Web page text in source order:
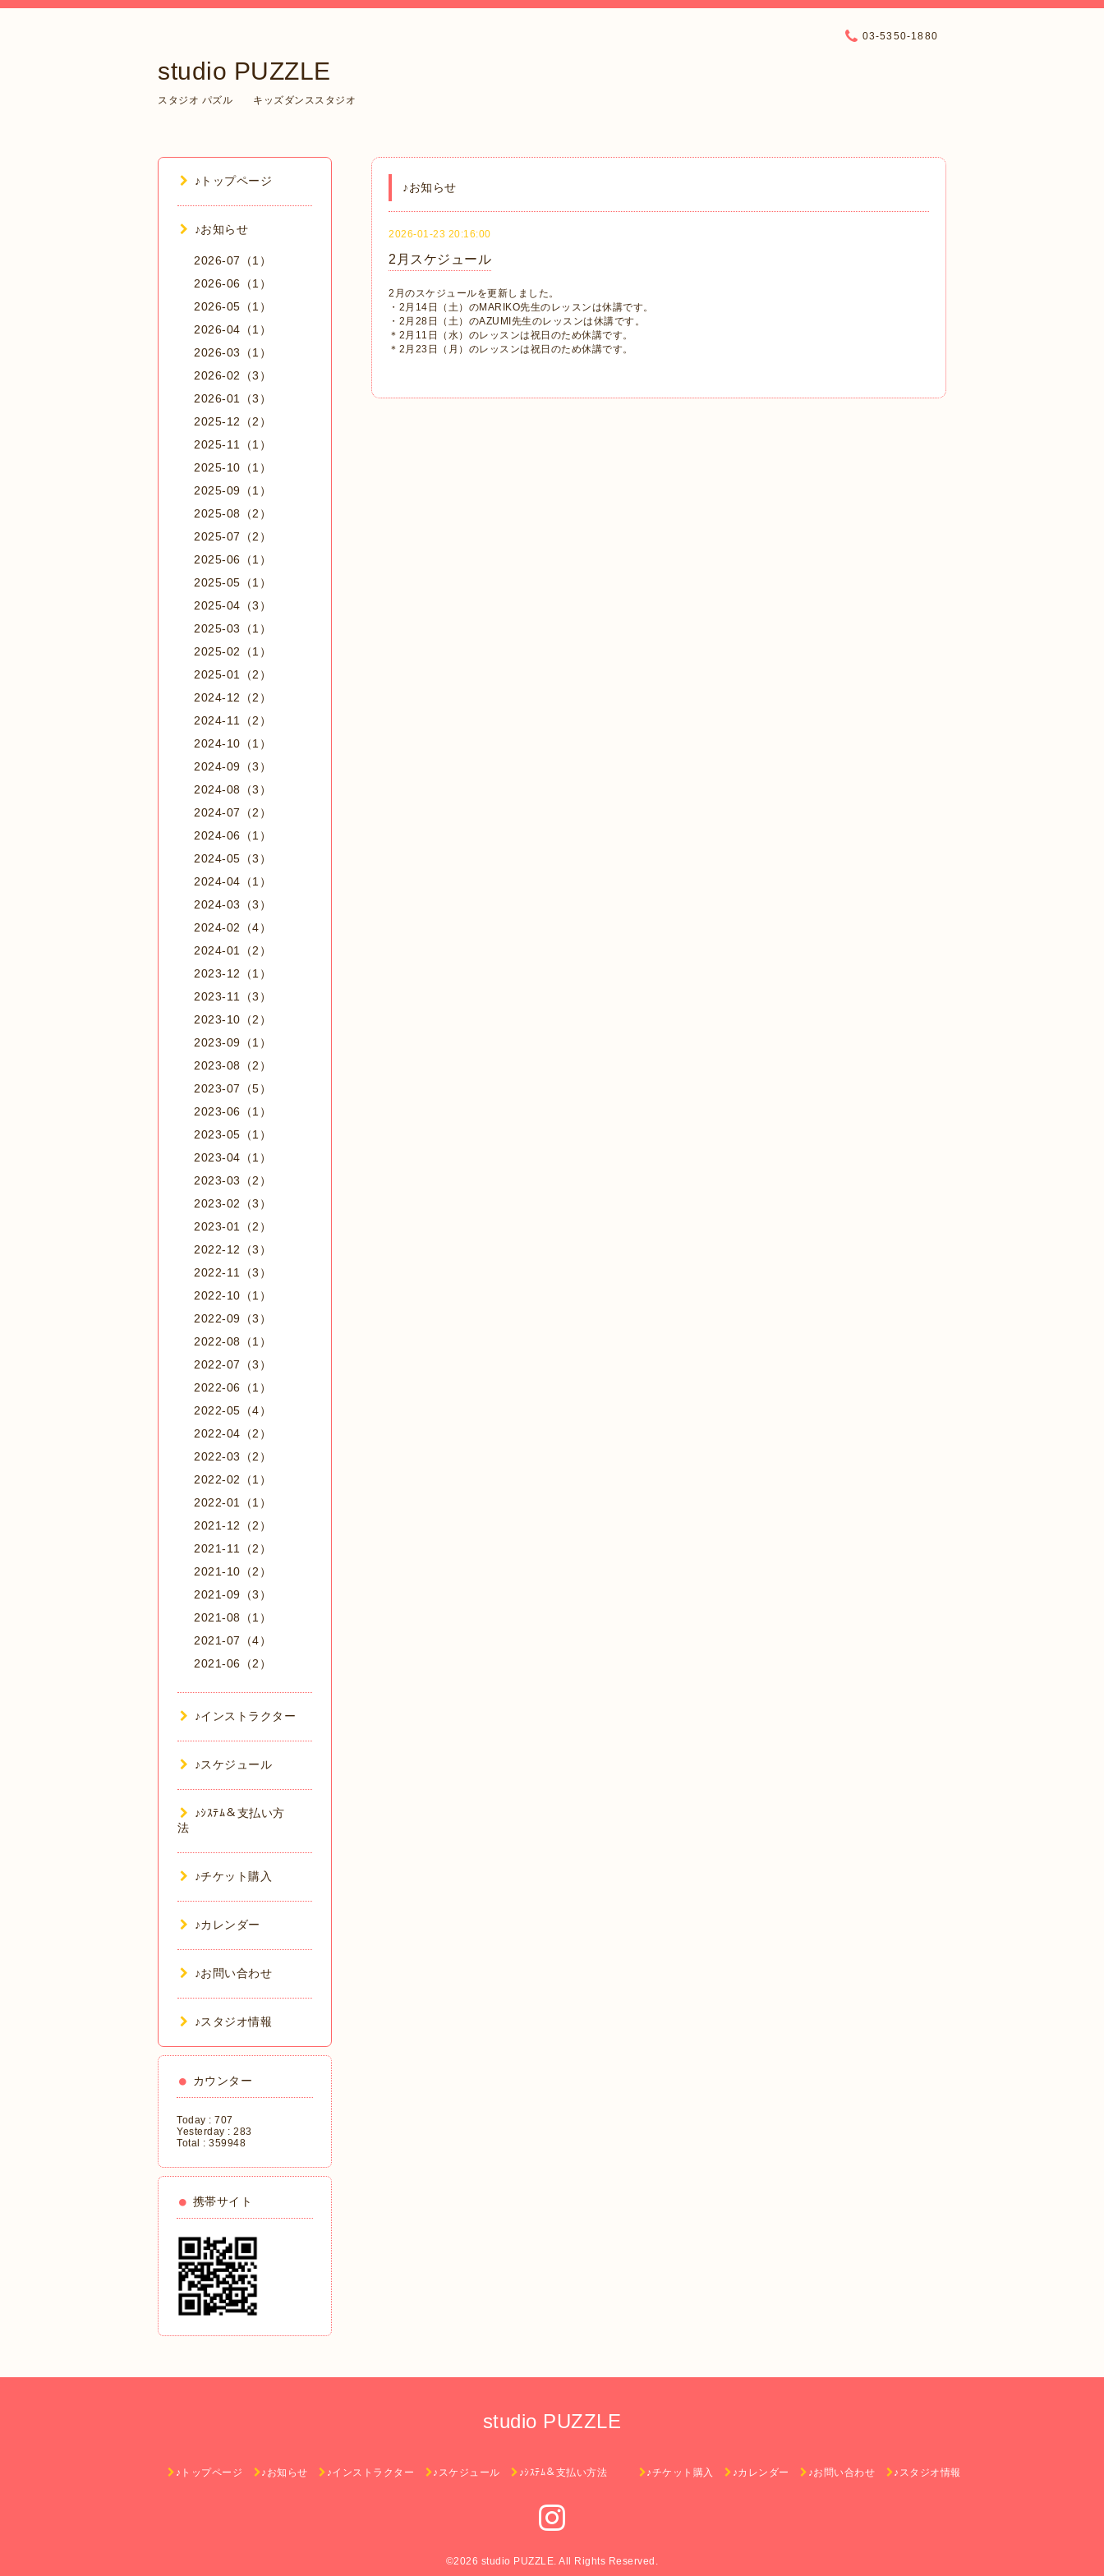
studio PUZZLE
スタジオ パズル キッズダンススタジオ
03-5350-1880
♪お知らせ
2026-01-23 20:16:00
2月スケジュール
2月のスケジュールを更新しました。
・2月14日（土）のMARIKO先生のレッスンは休講です。
・2月28日（土）のAZUMI先生のレッスンは休講です。
＊2月11日（水）のレッスンは祝日のため休講です。
＊2月23日（月）のレッスンは祝日のため休講です。
♪トップページ
♪お知らせ
2026-07（1）
2026-06（1）
2026-05（1）
2026-04（1）
2026-03（1）
2026-02（3）
2026-01（3）
2025-12（2）
2025-11（1）
2025-10（1）
2025-09（1）
2025-08（2）
2025-07（2）
2025-06（1）
2025-05（1）
2025-04（3）
2025-03（1）
2025-02（1）
2025-01（2）
2024-12（2）
2024-11（2）
2024-10（1）
2024-09（3）
2024-08（3）
2024-07（2）
2024-06（1）
2024-05（3）
2024-04（1）
2024-03（3）
2024-02（4）
2024-01（2）
2023-12（1）
2023-11（3）
2023-10（2）
2023-09（1）
2023-08（2）
2023-07（5）
2023-06（1）
2023-05（1）
2023-04（1）
2023-03（2）
2023-02（3）
2023-01（2）
2022-12（3）
2022-11（3）
2022-10（1）
2022-09（3）
2022-08（1）
2022-07（3）
2022-06（1）
2022-05（4）
2022-04（2）
2022-03（2）
2022-02（1）
2022-01（1）
2021-12（2）
2021-11（2）
2021-10（2）
2021-09（3）
2021-08（1）
2021-07（4）
2021-06（2）
♪インストラクター
♪スケジュール
♪ｼｽﾃﾑ＆支払い方
法
♪チケット購入
♪カレンダー
♪お問い合わせ
♪スタジオ情報
カウンター
Today : 707
Yesterday : 283
Total : 359948
携帯サイト
studio PUZZLE
♪トップページ ♪お知らせ ♪インストラクター ♪スケジュール ♪ｼｽﾃﾑ＆支払い方法 ♪チケット購入 ♪カレンダー ♪お問い合わせ ♪スタジオ情報
©2026 studio PUZZLE. All Rights Reserved.